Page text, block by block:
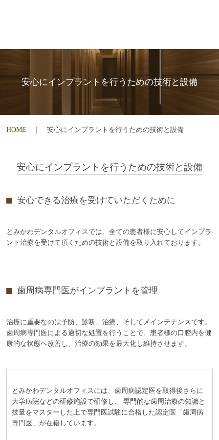
安心にインプラントを行うための技術と設備
HOME ｜ 安心にインプラントを行うための技術と設備
安心にインプラントを行うための技術と設備
安心できる治療を受けていただくために
とみかわデンタルオフィスでは、全ての患者様に安心してインプラ
ント治療を受けて頂くための技術と設備を取り入れております。
歯周病専門医がインプラントを管理
治療に重要なのは予防、診断、治療、そしてメインテナンスです。
歯周病専門医による適切な処置を行うことで、患者様の口腔内を健
康的な状態へ改善し、治療の効果を最大化し維持させます。
とみかわデンタルオフィスには、歯周病認定医を取得後さらに
大学病院などの研修施設で研修し、 専門的な歯周治療の知識と
技量をマスターした上で専門医試験に合格した認定医「歯周病
専門医」が在籍しています。